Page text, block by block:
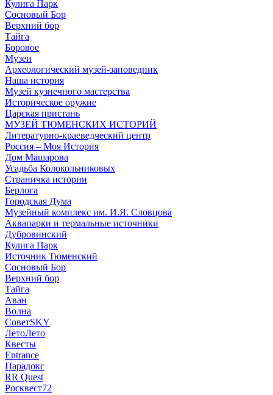
Кулига Парк
Сосновый Бор
Верхний бор
Тайга
Боровое
Музеи
Археологический музей-заповедник
Наша история
Музей кузнечного мастерства
Историческое оружие
Царская пристань
МУЗЕЙ ТЮМЕНСКИХ ИСТОРИЙ
Литературно-краеведческий центр
Россия – Моя История
Дом Машарова
Усадьба Колокольниковых
Страничка истории
Берлога
Городская Дума
Музейный комплекс им. И.Я. Словцова
Аквапарки и термальные источники
Дубровинский
Кулига Парк
Источник Тюменский
Сосновый Бор
Верхний бор
Тайга
Аван
Волна
СоветSKY
ЛетоЛето
Квесты
Entrance
Парадокс
RR Quest
Росквест72